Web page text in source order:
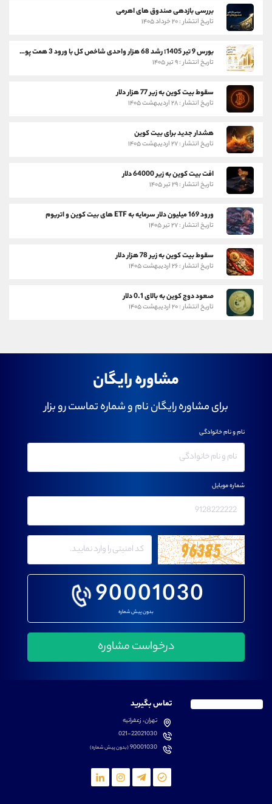
بررسی بازدهی صندوق های اهرمی
تاریخ انتشار : ۲۰ خرداد ۱۴۰۵
بورس 9 تیر 1405؛ رشد 68 هزار واحدی شاخص کل با ورود 3 همت پول حقیقی
تاریخ انتشار : ۹ تیر ۱۴۰۵
سقوط بیت کوین به زیر 77 هزار دلار
تاریخ انتشار : ۲۸ اردیبهشت ۱۴۰۵
هشدار جدید برای بیت کوین
تاریخ انتشار : ۲۷ اردیبهشت ۱۴۰۵
افت بیت کوین به زیر 64000 دلار
تاریخ انتشار : ۲۹ تیر ۱۴۰۵
ورود 169 میلیون دلار سرمایه به ETF های بیت کوین و اتریوم
تاریخ انتشار : ۲۷ تیر ۱۴۰۵
سقوط بیت کوین به زیر 78 هزار دلار
تاریخ انتشار : ۲۶ اردیبهشت ۱۴۰۵
صعود دوج کوین به بالای 0.1 دلار
تاریخ انتشار : ۲۰ اردیبهشت ۱۴۰۵
مشاوره رایگان
برای مشاوره رایگان نام و شماره تماست رو بزار
90001030
بدون پیش شماره
نام و نام خانوادگی
شماره موبایل
تماس بگیرید
تهران، زعفرانیه
021-22021030
90001030(بدون پیش شماره)